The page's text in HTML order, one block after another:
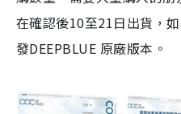
在確認後10至21日出貨，
發DEEPBLUE 原廠版本。